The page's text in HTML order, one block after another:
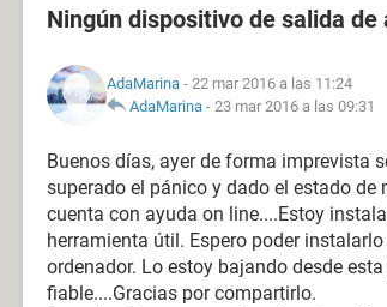
Ningún dispositivo de salida de
AdaMarina - 22 mar 2016 a las 11:24
AdaMarina - 23 mar 2016 a las 09:31
Buenos días, ayer de forma imprevista
superado el pánico y dado el estado
cuenta con ayuda on line....Estoy
herramienta útil. Espero poder
ordenador. Lo estoy bajando desde
fiable....Gracias por compartirlo.